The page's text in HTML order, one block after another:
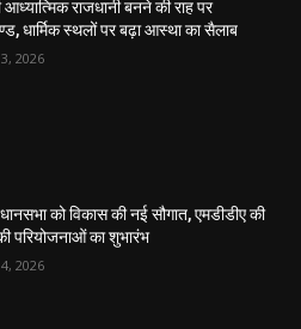
आध्यात्मिक राजधानी बनने की राह पर
धार्मिक स्थलों पर बढ़ा आस्था का सैलाब
2026
को विकास की नई सौगात, एमडीडीए की
परियोजनाओं का शुभारंभ
2026